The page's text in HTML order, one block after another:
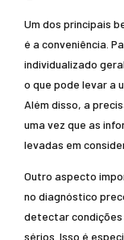
Um dos principais
é a conveniência.
individualizado
o que pode levar a
Além disso, a
uma vez que as
levadas em
Outro aspecto
no diagnóstico
detectar condições
sérios. Isso é